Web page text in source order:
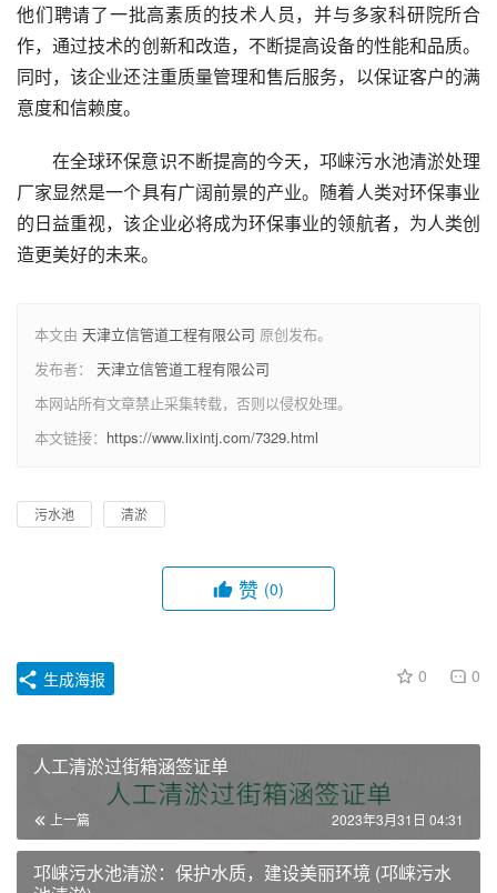
他们聘请了一批高素质的技术人员，并与多家科研院所合
作，通过技术的创新和改造，不断提高设备的性能和品质。
同时，该企业还注重质量管理和售后服务，以保证客户的满
意度和信赖度。
在全球环保意识不断提高的今天，邛崃污水池清淤处理
厂家显然是一个具有广阔前景的产业。随着人类对环保事业
的日益重视，该企业必将成为环保事业的领航者，为人类创
造更美好的未来。
本文由 天津立信管道工程有限公司 原创发布。
发布者： 天津立信管道工程有限公司
本网站所有文章禁止采集转载，否则以侵权处理。
本文链接： https://www.lixintj.com/7329.html
污水池 清淤
赞 (0)
0 0
生成海报
人工清淤过街箱涵签证单
上一篇 2023年3月31日 04:31
邛崃污水池清淤：保护水质，建设美丽环境 (邛崃污水